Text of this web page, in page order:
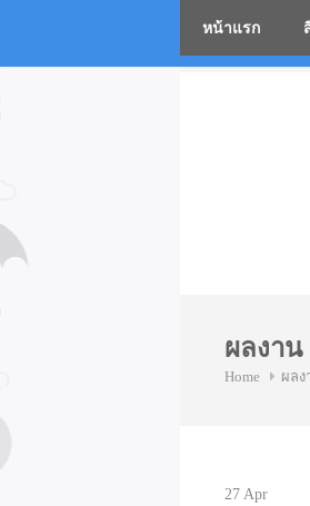
หน้าแรก
ผลงา
Home ผล
27 Apr